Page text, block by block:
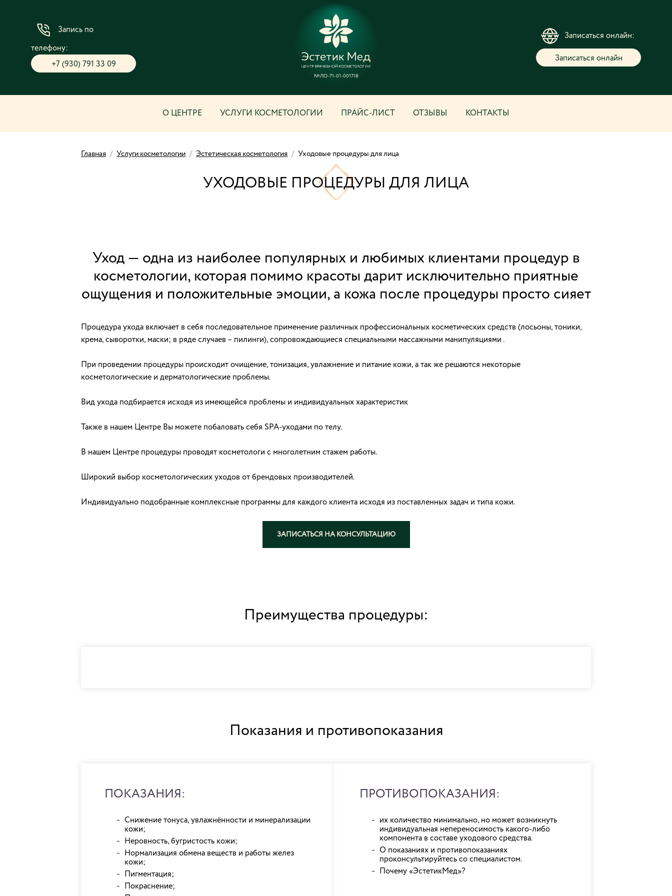
Запись по
телефону:
+7 (930) 791 33 09
№ЛО-71-01-001718
Записаться онлайн:
Записаться онлайн
О ЦЕНТРЕ УСЛУГИ КОСМЕТОЛОГИИ ПРАЙС-ЛИСТ ОТЗЫВЫ КОНТАКТЫ
Главная / Услуги косметологии / Эстетическая косметология / Уходовые процедуры для лица
УХОДОВЫЕ ПРОЦЕДУРЫ ДЛЯ ЛИЦА
Уход — одна из наиболее популярных и любимых клиентами процедур в
косметологии, которая помимо красоты дарит исключительно приятные
ощущения и положительные эмоции, а кожа после процедуры просто сияет
Процедура ухода включает в себя последовательное применение различных профессиональных косметических средств (лосьоны, тоники,
крема, сыворотки, маски; в ряде случаев – пилинги), сопровождающиеся специальными массажными манипуляциями .
При проведении процедуры происходит очищение, тонизация, увлажнение и питание кожи, а так же решаются некоторые
косметологические и дерматологические проблемы.
Вид ухода подбирается исходя из имеющейся проблемы и индивидуальных характеристик
Также в нашем Центре Вы можете побаловать себя SPA-уходами по телу.
В нашем Центре процедуры проводят косметологи с многолетним стажем работы.
Широкий выбор косметологических уходов от брендовых производителей.
Индивидуально подобранные комплексные программы для каждого клиента исходя из поставленных задач и типа кожи.
ЗАПИСАТЬСЯ НА КОНСУЛЬТАЦИЮ
Преимущества процедуры:
Показания и противопоказания
ПОКАЗАНИЯ:
Снижение тонуса, увлажнённости и минерализации
кожи;
Неровность, бугристость кожи;
Нормализация обмена веществ и работы желез
кожи;
Пигментация;
Покраснение;
ПРОТИВОПОКАЗАНИЯ:
их количество минимально, но может возникнуть
индивидуальная непереносимость какого-либо
компонента в составе уходового средства.
О показаниях и противопоказаниях
проконсультируйтесь со специалистом.
Почему «ЭстетикМед»?